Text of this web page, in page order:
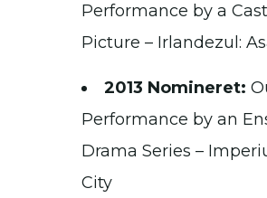
Performance by a
Picture – Irlandezul:
2013 Nomineret:
Performance by an
Drama Series –
City